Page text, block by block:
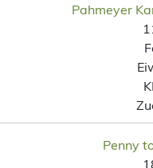
Pahmeyer
Penny